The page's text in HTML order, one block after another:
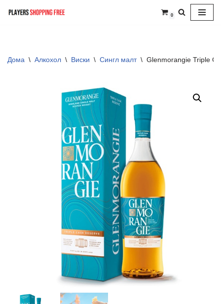
0
Дома \ Алкохол \ Виски \ Сингл малт \ Glenmorangie Triple